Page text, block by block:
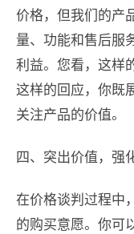
价格，但我们的产
量、功能和售后服
利益。您看，这样
这样的回应，你既
关注产品的价值。
四、突出价值，强
在价格谈判过程中
的购买意愿。你可